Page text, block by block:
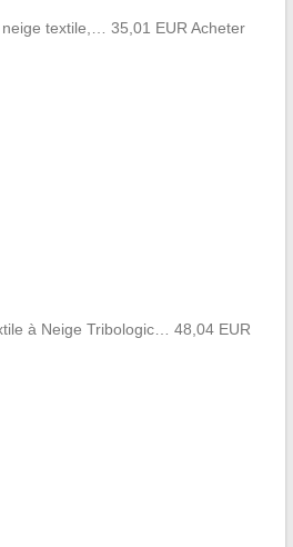
textile,… 35,01 EUR Acheter
à Neige Tribologic… 48,04 EUR